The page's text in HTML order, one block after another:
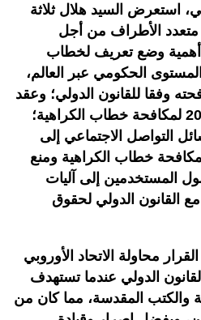
استعرض السيد هلال ثلاثة
متعدد الأطراف من أجل
وضع تعريف لخطاب
الحكومي عبر العالم،
وفقا للقانون الدولي؛ وعقد
مؤتمر عالمي في سنة 2025 لمكافحة خطاب الكراهية؛
التواصل الاجتماعي إلى
خطاب الكراهية ومنع
المستخدمين إلى آليات
مع القانون الدولي لحقوق
محاولة الاتحاد الأوروبي
الدولي عندما تستهدف
والكتب المقدسة، مما كان من